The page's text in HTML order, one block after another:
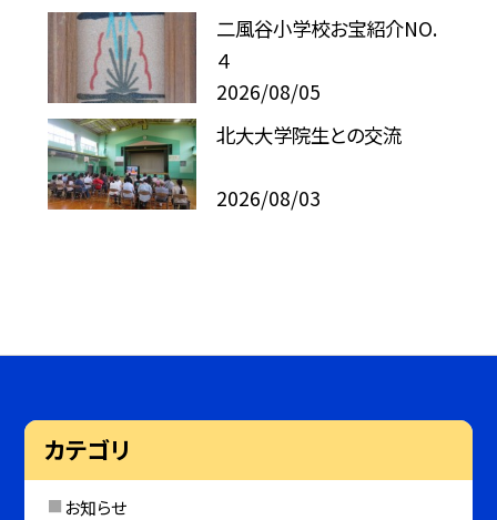
二風谷小学校お宝紹介NO.
４
2026/08/05
北大大学院生との交流
2026/08/03
カテゴリ
お知らせ